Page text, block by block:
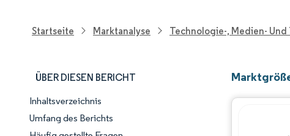
Startseite Marktanalyse Technologie-, Medien-
ÜBER DIESEN BERICHT
Marktschnappschuss
Inhaltsverzeichnis
Umfang des Berichts